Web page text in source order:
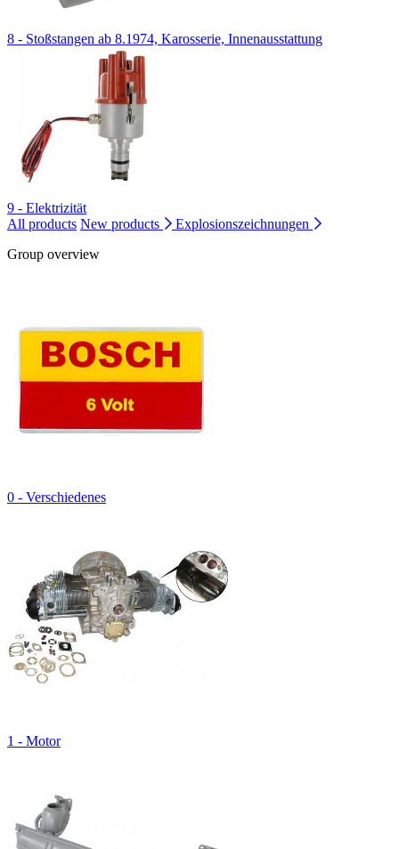
8 - Stoßstangen ab 8.1974, Karosserie, Innenausstattung
9 - Elektrizität
All products New products
Explosionszeichnungen
Group overview
0 - Verschiedenes
1 - Motor